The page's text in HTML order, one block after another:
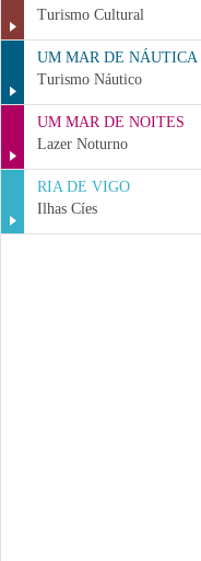
Turismo Cultural
UM MAR DE NÁUTICA
Turismo Náutico
UM MAR DE NOITES
Lazer Noturno
RIA DE VIGO
Ilhas Cíes